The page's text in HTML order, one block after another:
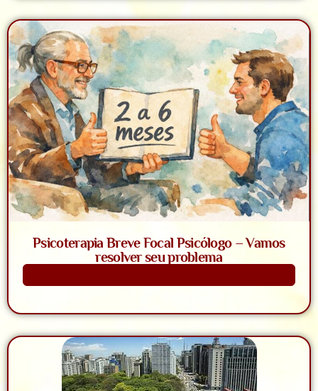
Psicoterapia Breve Focal Psicólogo – Vamos
resolver seu problema